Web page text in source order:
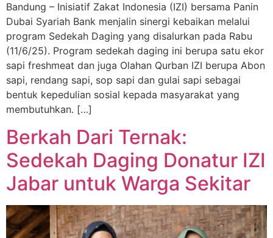
Bandung – Inisiatif Zakat Indonesia (IZI) bersama Panin
Dubai Syariah Bank menjalin sinergi kebaikan melalui
program Sedekah Daging yang disalurkan pada Rabu
(11/6/25). Program sedekah daging ini berupa satu ekor
sapi freshmeat dan juga Olahan Qurban IZI berupa Abon
sapi, rendang sapi, sop sapi dan gulai sapi sebagai
bentuk kepedulian sosial kepada masyarakat yang
membutuhkan. […]
Berkah Dari Ternak:
Sedekah Daging Donatur IZI
Jabar untuk Warga Sekitar